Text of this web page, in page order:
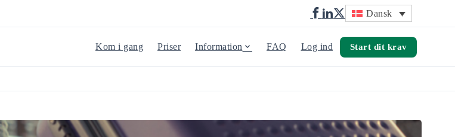
Dansk
Kom i gang Priser Information FAQ Log ind Start dit krav